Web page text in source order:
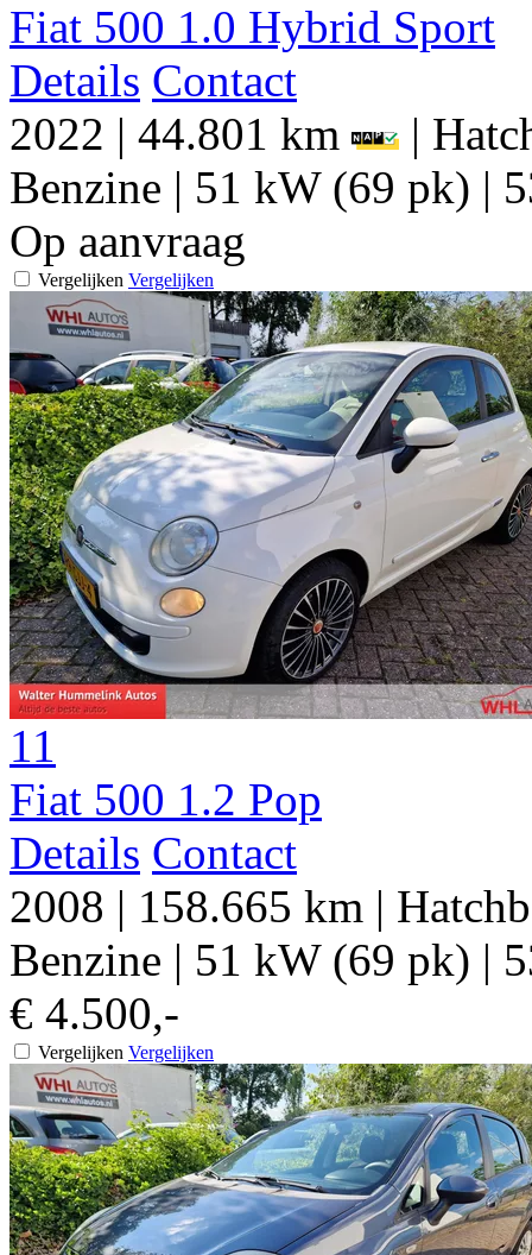
Fiat 500 1.0 Hybrid Sport
Details Contact
2022 | 44.801 km |
Benzine | 51 kW (69 pk) |
Op aanvraag
Vergelijken Vergelijken
11
Fiat 500 1.2 Pop
Details Contact
2008 | 158.665 km |
Benzine | 51 kW (69 pk) |
€ 4.500,-
Vergelijken Vergelijken